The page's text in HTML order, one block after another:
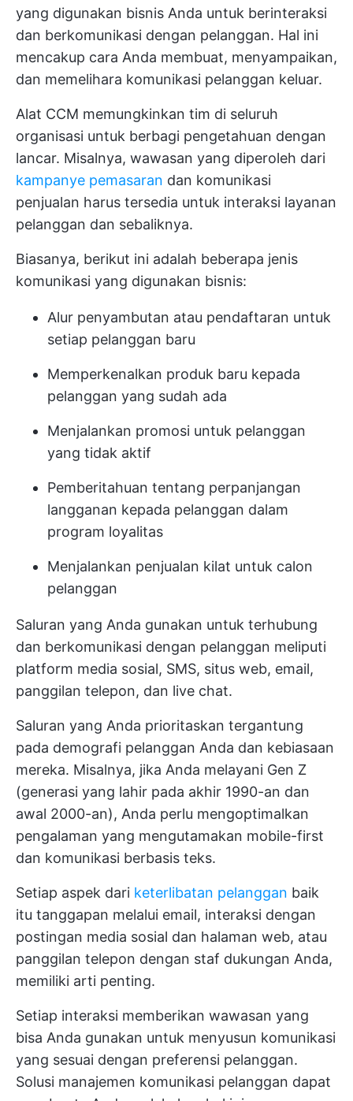
yang digunakan bisnis Anda untuk berinteraksi
dan berkomunikasi dengan pelanggan. Hal ini
mencakup cara Anda membuat, menyampaikan,
dan memelihara komunikasi pelanggan keluar.
Alat CCM memungkinkan tim di seluruh
organisasi untuk berbagi pengetahuan dengan
lancar. Misalnya, wawasan yang diperoleh dari
kampanye pemasaran dan komunikasi
penjualan harus tersedia untuk interaksi layanan
pelanggan dan sebaliknya.
Biasanya, berikut ini adalah beberapa jenis
komunikasi yang digunakan bisnis:
Alur penyambutan atau pendaftaran untuk
setiap pelanggan baru
Memperkenalkan produk baru kepada
pelanggan yang sudah ada
Menjalankan promosi untuk pelanggan
yang tidak aktif
Pemberitahuan tentang perpanjangan
langganan kepada pelanggan dalam
program loyalitas
Menjalankan penjualan kilat untuk calon
pelanggan
Saluran yang Anda gunakan untuk terhubung
dan berkomunikasi dengan pelanggan meliputi
platform media sosial, SMS, situs web, email,
panggilan telepon, dan live chat.
Saluran yang Anda prioritaskan tergantung
pada demografi pelanggan Anda dan kebiasaan
mereka. Misalnya, jika Anda melayani Gen Z
(generasi yang lahir pada akhir 1990-an dan
awal 2000-an), Anda perlu mengoptimalkan
pengalaman yang mengutamakan mobile-first
dan komunikasi berbasis teks.
Setiap aspek dari keterlibatan pelanggan baik
itu tanggapan melalui email, interaksi dengan
postingan media sosial dan halaman web, atau
panggilan telepon dengan staf dukungan Anda,
memiliki arti penting.
Setiap interaksi memberikan wawasan yang
bisa Anda gunakan untuk menyusun komunikasi
yang sesuai dengan preferensi pelanggan.
Solusi manajemen komunikasi pelanggan dapat